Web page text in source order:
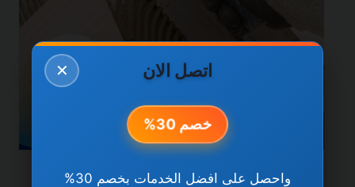
خدمات دبي
✕ اتصل الان
خصم 30%
واحصل على افضل الخدمات بخصم 30%